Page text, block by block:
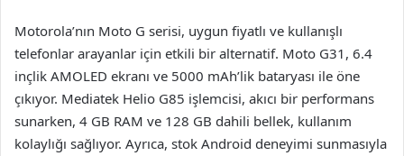
Motorola’nın Moto G serisi, uygun fiyatlı ve kullanışlı
telefonlar arayanlar için etkili bir alternatif. Moto G31, 6.4
inçlik AMOLED ekranı ve 5000 mAh’lik bataryası ile öne
çıkıyor. Mediatek Helio G85 işlemcisi, akıcı bir performans
sunarken, 4 GB RAM ve 128 GB dahili bellek, kullanım
kolaylığı sağlıyor. Ayrıca, stok Android deneyimi sunmasıyla